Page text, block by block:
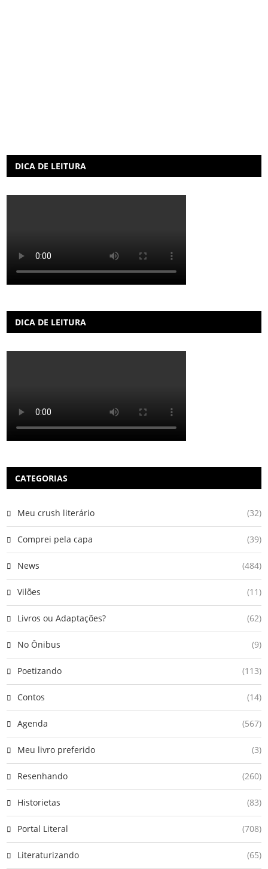
DICA DE LEITURA
DICA DE LEITURA
CATEGORIAS
Meu crush literário (32)
Comprei pela capa (39)
News (484)
Vilões (11)
Livros ou Adaptações? (62)
No Ônibus (9)
Poetizando (113)
Contos (14)
Agenda (567)
Meu livro preferido (3)
Resenhando (260)
Historietas (83)
Portal Literal (708)
Literaturizando (65)